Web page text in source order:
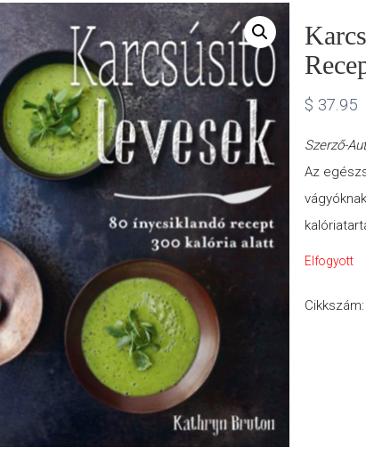
$ 37.95
Szerző-
Az
Elfogyott
Cikkszám: